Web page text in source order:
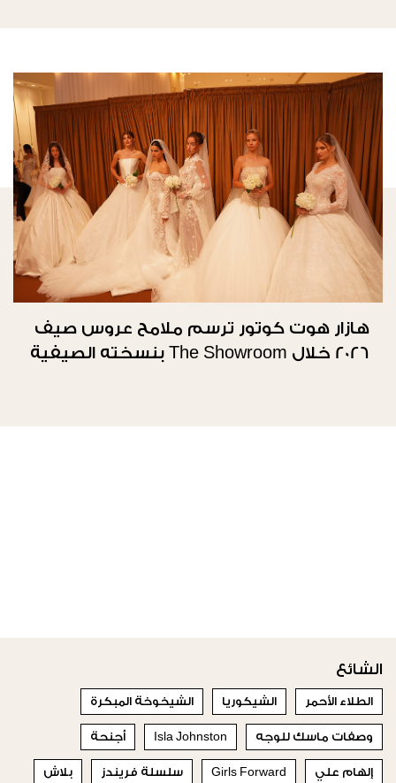
هازار هوت كوتور ترسم ملامح عروس صيف
2026 خلال The Showroom بنسخته الصيفية
الشائع
الطلاء الأحمر الشيكوريا الشيخوخة المبكرة
وصفات ماسك للوجه Isla Johnston أجنحة
إلهام علي Girls Forward سلسلة فريندز بلاش